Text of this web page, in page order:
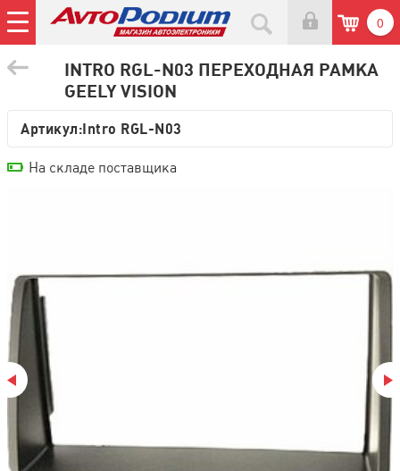
0
INTRO RGL-N03 ПЕРЕХОДНАЯ РАМКА
GEELY VISION
Артикул:Intro RGL-N03
На складе поставщика